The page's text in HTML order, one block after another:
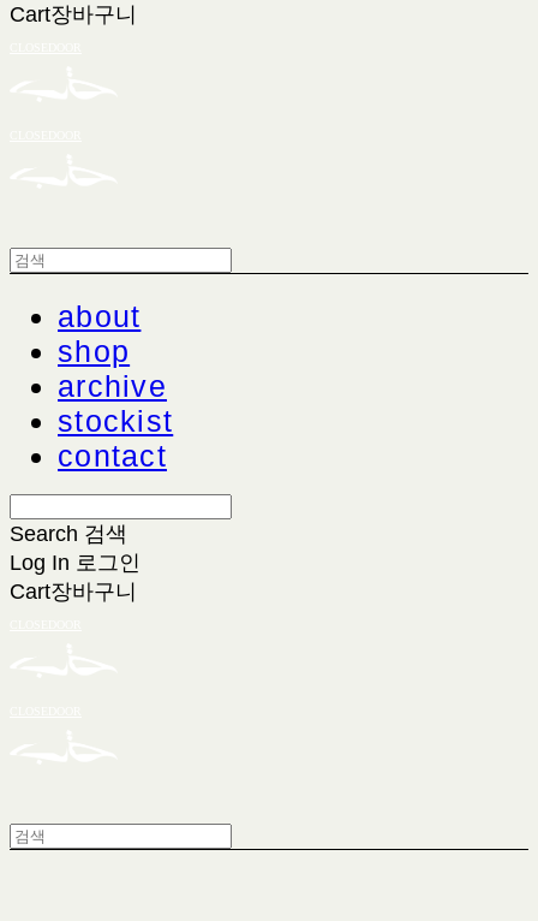
Cart장바구니
about
shop
archive
stockist
contact
Search 검색
Log In 로그인
Cart장바구니